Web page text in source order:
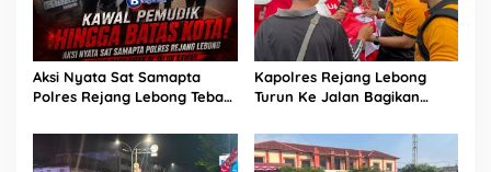
Aksi Nyata Sat Samapta
Polres Rejang Lebong Tebar
Kapolres Rejang Lebong
Turun Ke Jalan Bagikan